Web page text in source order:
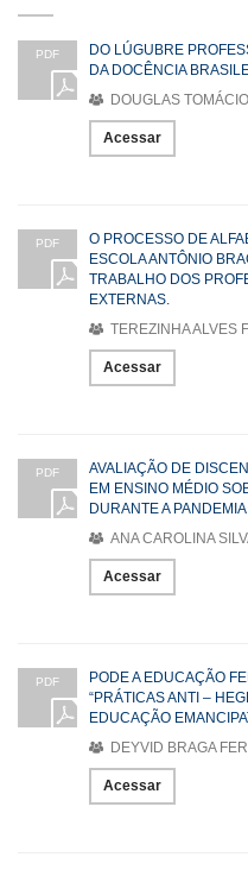
PDF
DO LÚGUBRE
DA DOCÊNCIA
DOUGLAS
Acessar
PDF
O PROCESSO DE
ESCOLA ANTÔNIO
TRABALHO DOS
EXTERNAS.
TEREZINHA ALVES
Acessar
PDF
AVALIAÇÃO DE
EM ENSINO MÉDIO
DURANTE A PANDEMIA
ANA CAROLINA
Acessar
PDF
PODE A EDUCAÇÃO
“PRÁTICAS ANTI –
EDUCAÇÃO
DEYVID BRAGA
Acessar